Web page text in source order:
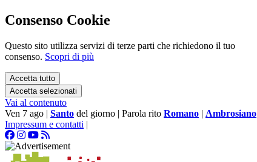
Consenso Cookie
Questo sito utilizza servizi di terze parti che richiedono il tuo
consenso. Scopri di più
Accetta tutto
Accetta selezionati
Vai al contenuto
Ven 7 ago | Santo del giorno | Parola rito Romano | Ambrosiano
Impressum e contatti |